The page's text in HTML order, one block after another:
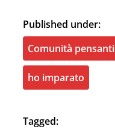
Published under:
Comunità pensanti
ho imparato
Tagged: